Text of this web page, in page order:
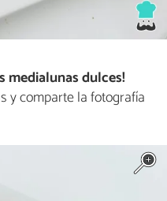
medialunas dulces!
y comparte la fotografía